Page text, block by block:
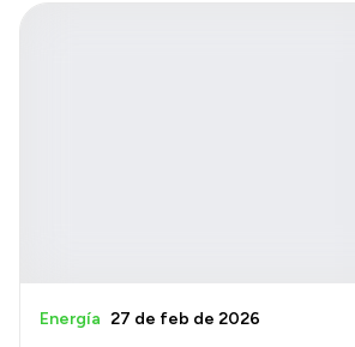
Energía 27 de feb de 2026